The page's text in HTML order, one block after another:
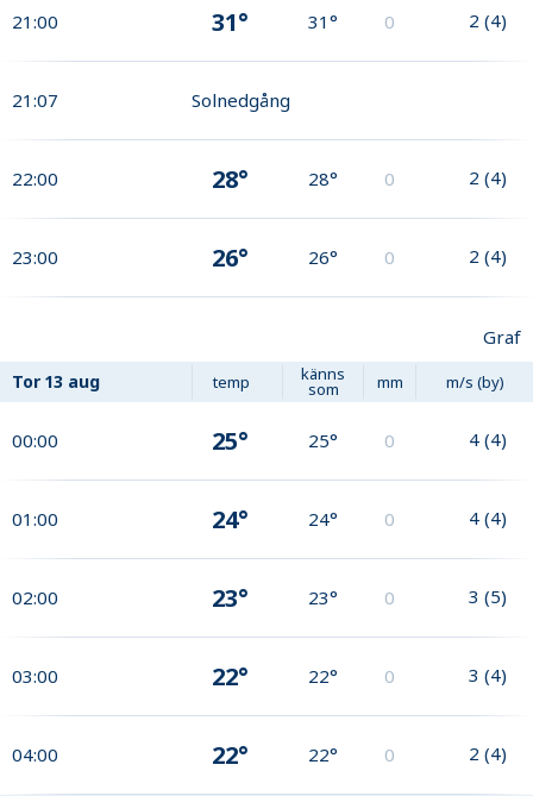
21:00 31° 31° 0 2 (4)
21:07 Solnedgång
22:00 28° 28° 0 2 (4)
23:00 26° 26° 0 2 (4)
Graf
Tor 13 aug temp känns
som mm m/s (by)
00:00 25° 25° 0 4 (4)
01:00 24° 24° 0 4 (4)
02:00 23° 23° 0 3 (5)
03:00 22° 22° 0 3 (4)
04:00 22° 22° 0 2 (4)